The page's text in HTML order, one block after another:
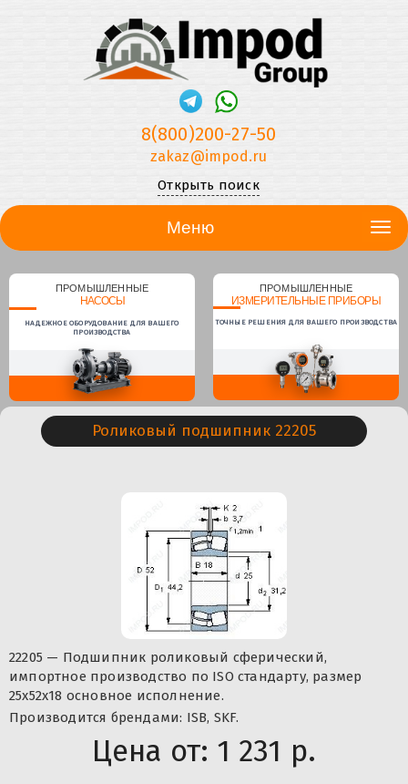
8(800)200-27-50
zakaz@impod.ru
Открыть поиск
Меню
ПРОМЫШЛЕННЫЕ
НАСОСЫ
НАДЕЖНОЕ ОБОРУДОВАНИЕ ДЛЯ ВАШЕГО
ПРОИЗВОДСТВА
ПРОМЫШЛЕННЫЕ
ИЗМЕРИТЕЛЬНЫЕ ПРИБОРЫ
ТОЧНЫЕ РЕШЕНИЯ ДЛЯ ВАШЕГО ПРОИЗВОДСТВА
Роликовый подшипник 22205
22205 — Подшипник роликовый сферический,
импортное производство по ISO стандарту, размер
25x52x18 основное исполнение.
Производится брендами: ISB, SKF.
Цена от: 1 231 р.